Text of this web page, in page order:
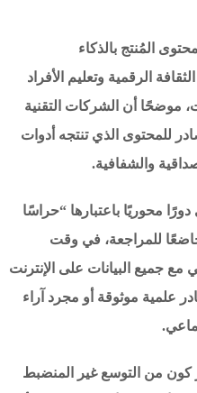
المُنتج بالذكاء
الرقمية وتعليم الأفراد
موضحًا أن الشركات التقنية
للمحتوى الذي تنتجه أدوات
والشفافية.
محوريًا باعتبارها “حراسًا
للمراجعة، في وقت
مع جميع البيانات على الإنترنت
علمية موثوقة أو مجرد آراء
كون من التوسع غير المنضبط